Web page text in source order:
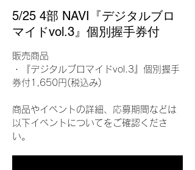
5/25 4部 NAVI『デジタルブロ
マイドvol.3』個別握手券付
販売商品
・『デジタルブロマイドvol.3』個別握手
券付1,650円(税込み)
商品やイベントの詳細、応募期間などは
以下イベントについてをご確認くださ
い。